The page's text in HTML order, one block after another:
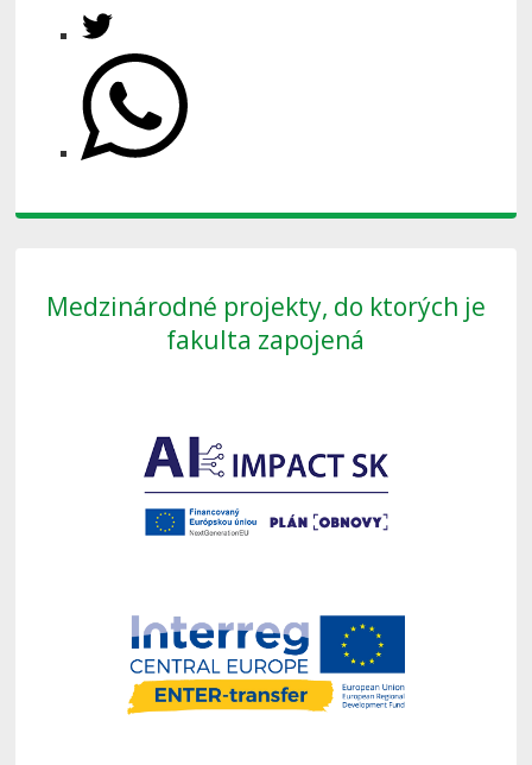
Medzinárodné projekty, do ktorých je
fakulta zapojená